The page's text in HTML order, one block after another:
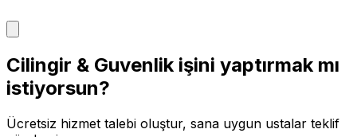
Cilingir & Guvenlik işini yaptırmak mı
istiyorsun?
Ücretsiz hizmet talebi oluştur, sana uygun ustalar teklif